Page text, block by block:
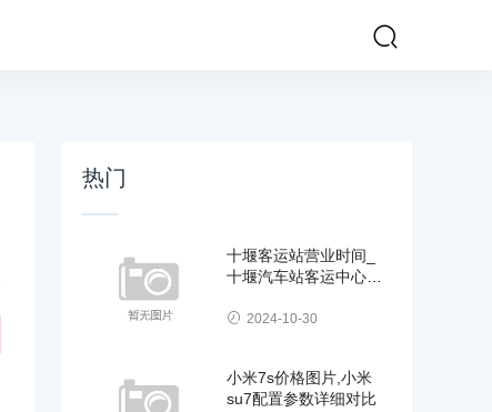
热门
十堰客运站营业时间_
十堰汽车站客运中心电
2024-10-30
小米7s价格图片,小米
su7配置参数详细对比